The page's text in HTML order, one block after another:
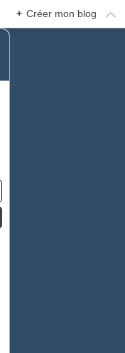
+ Créer mon blog